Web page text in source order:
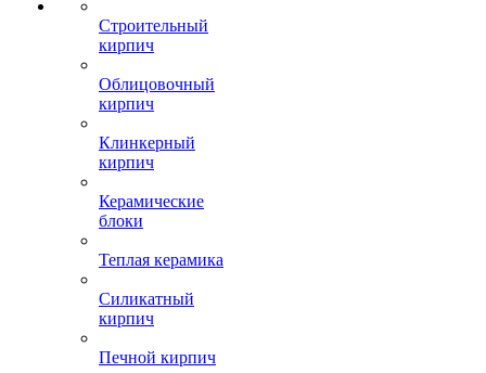
Строительный
кирпич
Облицовочный
кирпич
Клинкерный
кирпич
Керамические
блоки
Теплая керамика
Силикатный
кирпич
Печной кирпич